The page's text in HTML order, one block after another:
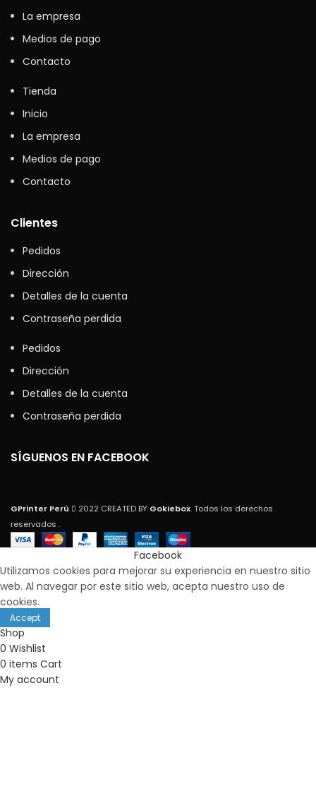
La empresa
Medios de pago
Contacto
Tienda
Inicio
La empresa
Medios de pago
Contacto
Clientes
Pedidos
Dirección
Detalles de la cuenta
Contraseña perdida
Pedidos
Dirección
Detalles de la cuenta
Contraseña perdida
SÍGUENOS EN FACEBOOK
GPrinter Perú 2022 CREATED BY Gokiebox. Todos los derechos
reservados .
Facebook
Utilizamos cookies para mejorar su experiencia en nuestro sitio
web. Al navegar por este sitio web, acepta nuestro uso de
cookies.
Accept
Shop
0 Wishlist
0 items Cart
My account